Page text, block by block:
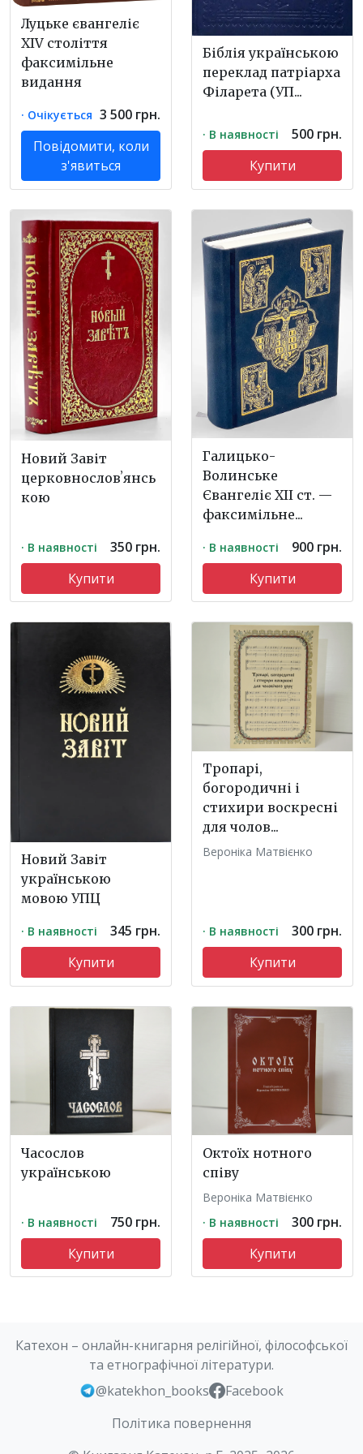
Луцьке євангеліє
XIV століття
факсимільне
видання
· Очікується 3 500 грн.
Повідомити, коли
з'явиться
Біблія українською
переклад патріарха
Філарета (УП...
· В наявності
500 грн.
Купити
Новий Завіт
церковнословʼянсь
кою
· В наявності
350 грн.
Купити
Галицько-
Волинське
Євангеліє ХІІ ст. —
факсимільне...
· В наявності
900 грн.
Купити
Новий Завіт
українською
мовою УПЦ
· В наявності
345 грн.
Купити
Тропарі,
богородичні і
стихири воскресні
для чолов...
Вероніка Матвієнко
· В наявності
300 грн.
Купити
Часослов
українською
· В наявності
750 грн.
Купити
Октоїх нотного
співу
Вероніка Матвієнко
· В наявності
300 грн.
Купити
Катехон – онлайн-книгарня релігійної, філософської
та етнографічної літератури.
@katekhon_books
Facebook
Політика повернення